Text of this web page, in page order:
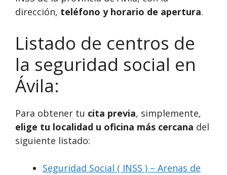
dirección, teléfono y horario de apertura.
Listado de centros de
la seguridad social en
Ávila:
Para obtener tu cita previa, simplemente,
elige tu localidad u oficina más cercana del
siguiente listado:
Seguridad Social ( INSS ) – Arenas de